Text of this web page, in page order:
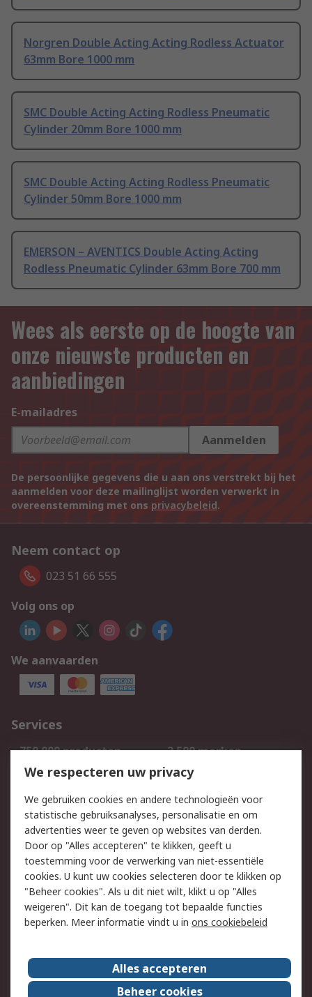
Norgren Double Acting Acting Rodless Actuator
63mm Bore 1000 mm
SMC Double Acting Acting Rodless Pneumatic
Cylinder 20mm Bore 1000 mm
SMC Double Acting Acting Rodless Pneumatic
Cylinder 50mm Bore 1000 mm
EMERSON – AVENTICS Double Acting Acting
Rodless Pneumatic Cylinder 63mm Bore 700 mm
Wees als eerste op de hoogte van
onze nieuwste producten en
aanbiedingen
E-mailadres
Aanmelden
De persoonlijke gegevens die u aan ons verstrekt bij het
aanmelden voor deze mailinglijst worden verwerkt in
overeenstemming met ons privacybeleid.
Neem contact op
023 51 66 555
Volg ons op
We aanvaarden
Services
750.000 producten
2.500 merken
Bestellen
Inkoopoplossingen
Track & Trace
Wettelijk
Cookiebeleid
Email veiligheid
Privacybeleid
Websitevoorwaarden
Algemene
verkoopvoorwaarden
Over RS
RS Group Over ons
We respecteren uw privacy
We gebruiken cookies en andere technologieën voor
statistische gebruiksanalyses, personalisatie en om
advertenties weer te geven op websites van derden.
Door op "Alles accepteren" te klikken, geeft u
toestemming voor de verwerking van niet-essentiële
cookies. U kunt uw cookies selecteren door te klikken op
"Beheer cookies". Als u dit niet wilt, klikt u op "Alles
weigeren". Dit kan de toegang tot bepaalde functies
beperken. Meer informatie vindt u in ons cookiebeleid
Alles accepteren
Beheer cookies